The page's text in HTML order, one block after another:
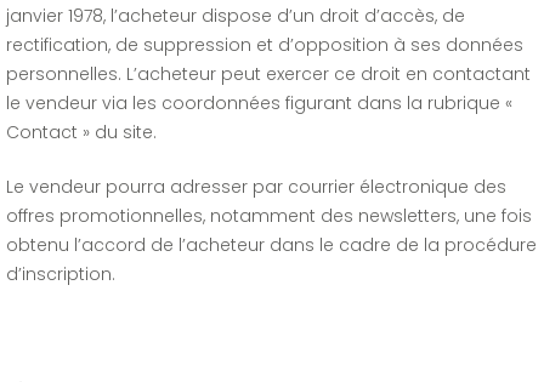
janvier 1978, l’acheteur dispose d’un droit d’accès, de
rectification, de suppression et d’opposition à ses données
personnelles. L’acheteur peut exercer ce droit en contactant
le vendeur via les coordonnées figurant dans la rubrique «
Contact » du site.
Le vendeur pourra adresser par courrier électronique des
offres promotionnelles, notamment des newsletters, une fois
obtenu l’accord de l’acheteur dans le cadre de la procédure
d’inscription.